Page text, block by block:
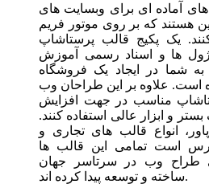
آماده ای برای وبسایت های
هستند که بر روی موتور فریم
یک پکیج قالب پرستاشاپ
ها و اسناد رسمی آموزش
شما در ایجاد یک فروشگاه
است. علاوه بر این طراحان وب
مناسب در جهت افزایش
و ابزار عالی استفاده کنند.
انواع قالب های تجاری و
است تمامی این قالب ها
طراح وب در سرتاسر جهان
ساخته و توسعه پیدا کرده اند.